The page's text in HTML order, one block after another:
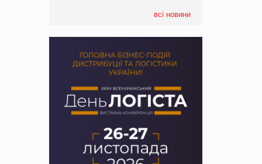
всі новини